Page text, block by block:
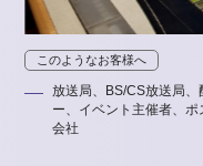
このようなお客様へ
放送局、BS/CS放送局
ー、イベント主催者、
会社